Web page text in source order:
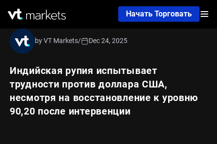
Начать Торговать
Индийская рупия испытывает
трудности против доллара США,
несмотря на восстановление к уровню
90,20 после интервенции
by VT Markets/ Dec 24, 2025